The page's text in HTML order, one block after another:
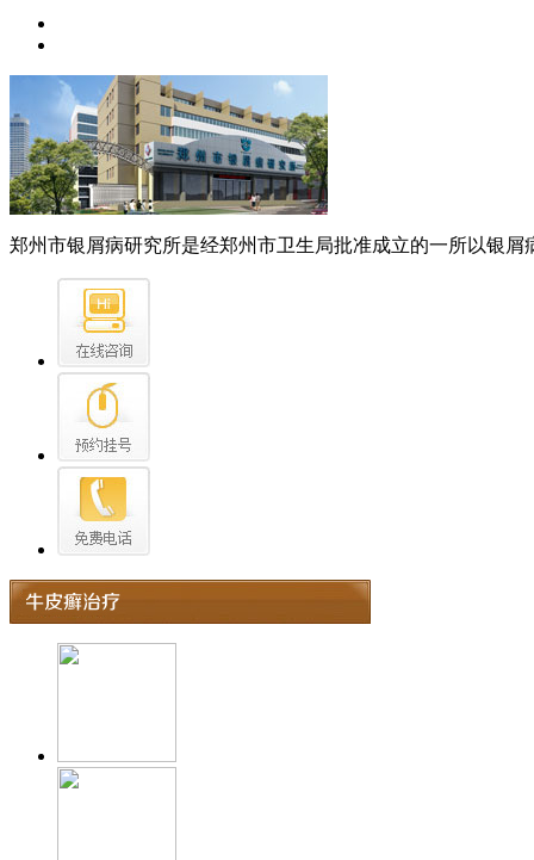
郑州市银屑病研究所是经郑州市卫生局批准成立的一所以银